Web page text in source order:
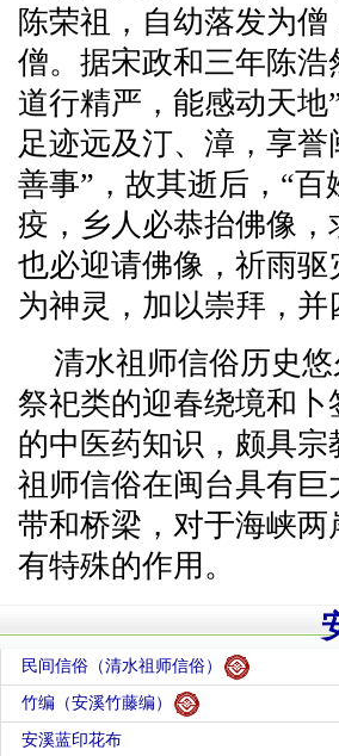
陈荣祖，自幼落发为
僧。据宋政和三年陈
道行精严，能感动天
足迹远及汀、漳，享
善事”，故其逝后，“
疫，乡人必恭抬佛像
也必迎请佛像，祈雨
为神灵，加以崇拜，
清水祖师信俗历史
祭祀类的迎春绕境和
的中医药知识，颇具
祖师信俗在闽台具有
带和桥梁，对于海峡
有特殊的作用。
民间信俗（清水祖师信俗）
竹编（安溪竹藤编）
安溪蓝印花布